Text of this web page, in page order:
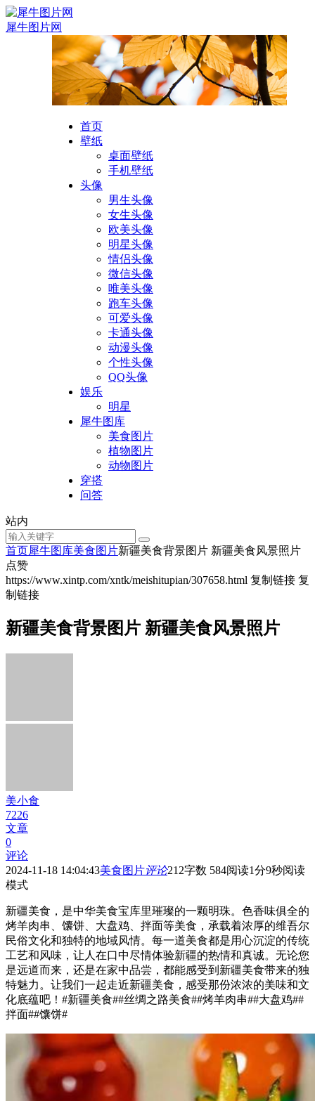
犀牛图片网
首页
壁纸
桌面壁纸
手机壁纸
头像
男生头像
女生头像
欧美头像
明星头像
情侣头像
微信头像
唯美头像
跑车头像
可爱头像
卡通头像
动漫头像
个性头像
QQ头像
娱乐
明星
犀牛图库
美食图片
植物图片
动物图片
穿搭
问答
站内
首页犀牛图库美食图片新疆美食背景图片 新疆美食风景照片
点赞
https://www.xintp.com/xntk/meishitupian/307658.html 复制链接 复
制链接
新疆美食背景图片 新疆美食风景照片
美小食
7226
文章
0
评论
2024-11-18 14:04:43美食图片评论212字数 584阅读1分9秒阅读
模式
新疆美食，是中华美食宝库里璀璨的一颗明珠。色香味俱全的
烤羊肉串、馕饼、大盘鸡、拌面等美食，承载着浓厚的维吾尔
民俗文化和独特的地域风情。每一道美食都是用心沉淀的传统
工艺和风味，让人在口中尽情体验新疆的热情和真诚。无论您
是远道而来，还是在家中品尝，都能感受到新疆美食带来的独
特魅力。让我们一起走近新疆美食，感受那份浓浓的美味和文
化底蕴吧！#新疆美食##丝绸之路美食##烤羊肉串##大盘鸡##
拌面##馕饼#